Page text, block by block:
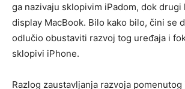
ga nazivaju sklopivim iPadom, dok drugi
display MacBook. Bilo kako bilo, čini se
odlučio obustaviti razvoj tog uređaja i
sklopivi iPhone.
Razlog zaustavljanja razvoja pomenutog